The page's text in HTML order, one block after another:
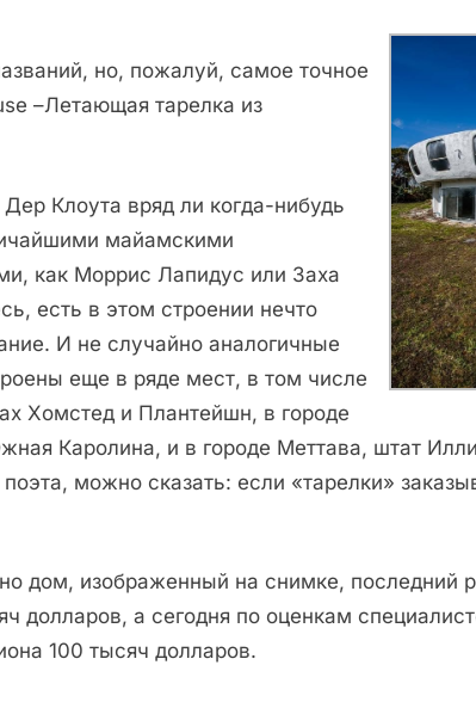
но, пожалуй, самое точное
–Летающая тарелка из
Клоута вряд ли когда-нибудь
майамскими
как Моррис Лапидус или Заха
есть в этом строении нечто
И не случайно аналогичные
еще в ряде мест, в том числе
Хомстед и Плантейшн, в городе
Каролина, и в городе Меттава, штат
можно сказать: если «тарелки»
дом, изображенный на снимке, последний
долларов, а сегодня по оценкам
100 тысяч долларов.